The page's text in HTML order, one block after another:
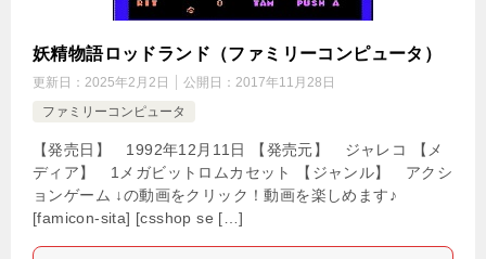
妖精物語ロッドランド（ファミリーコンピュータ）
更新日： 2025年2月2日 公開日： 2017年11月28日
ファミリーコンピュータ
【発売日】 1992年12月11日 【発売元】 ジャレコ 【メ
ディア】 1メガビットロムカセット 【ジャンル】 アクシ
ョンゲーム ↓の動画をクリック！動画を楽しめます♪
[famicon-sita] [csshop se […]